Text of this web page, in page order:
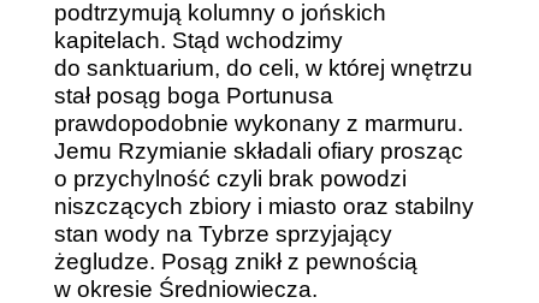
podtrzymują kolumny o jońskich
kapitelach. Stąd wchodzimy
do sanktuarium, do celi, w której wnętrzu
stał posąg boga Portunusa
prawdopodobnie wykonany z marmuru.
Jemu Rzymianie składali ofiary prosząc
o przychylność czyli brak powodzi
niszczących zbiory i miasto oraz stabilny
stan wody na Tybrze sprzyjający
żegludze. Posąg znikł z pewnością
w okresie Średniowiecza.